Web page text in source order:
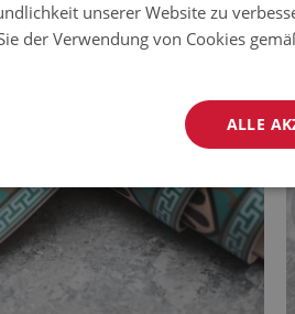
unserer Website zu
der Verwendung von Cookies
ALLE